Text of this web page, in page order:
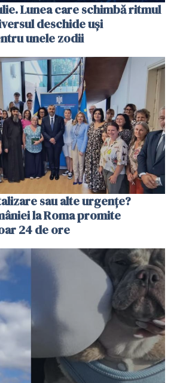
Lunea care schimbă ritmul
deschide uși
unele zodii
sau alte urgențe?
la Roma promite
24 de ore